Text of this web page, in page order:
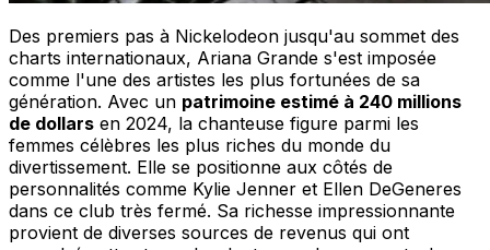
Des premiers pas à Nickelodeon jusqu'au sommet des
charts internationaux, Ariana Grande s'est imposée
comme l'une des artistes les plus fortunées de sa
génération. Avec un patrimoine estimé à 240 millions
de dollars en 2024, la chanteuse figure parmi les
femmes célèbres les plus riches du monde du
divertissement. Elle se positionne aux côtés de
personnalités comme Kylie Jenner et Ellen DeGeneres
dans ce club très fermé. Sa richesse impressionnante
provient de diverses sources de revenus qui ont